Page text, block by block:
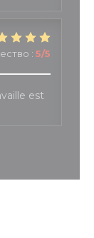
: 5/5
est